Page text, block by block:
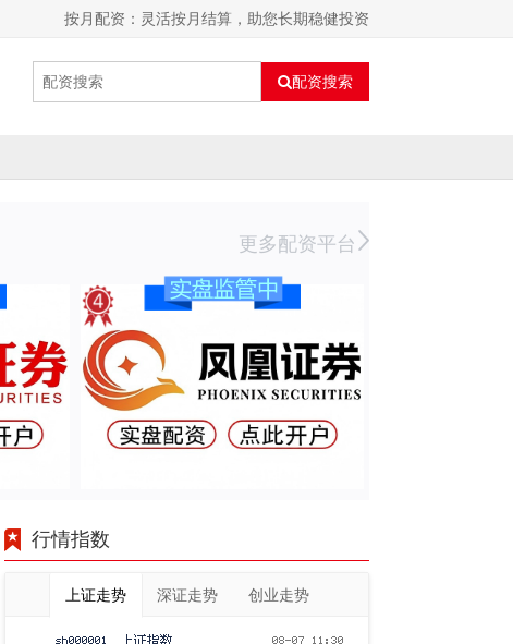
按月配资：灵活按月结算，助您长期稳健投资
配资搜索
更多配资平台
行情指数
上证走势 深证走势 创业走势